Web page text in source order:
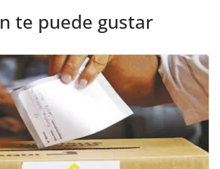
te puede gustar